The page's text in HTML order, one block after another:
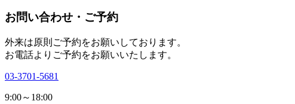
お問い合わせ・ご予約
外来は原則ご予約をお願いしております。
お電話よりご予約をお願いいたします。
03-3701-5681
9:00～18:00